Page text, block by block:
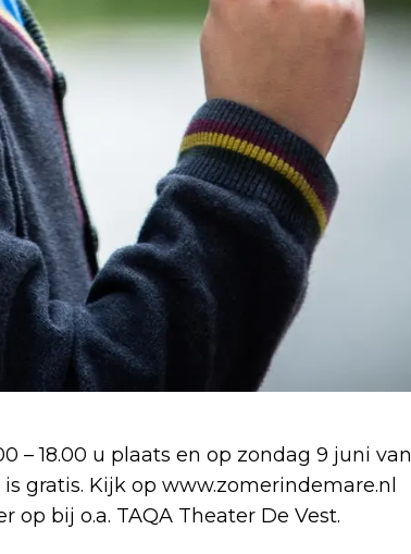
– 18.00 u plaats en op zondag 9 juni van
gratis. Kijk op www.zomerindemare.nl
bij o.a. TAQA Theater De Vest.